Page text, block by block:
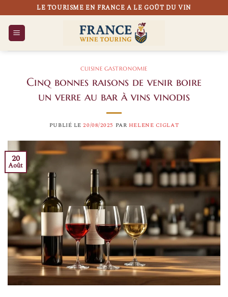
au
contenu
LE TOURISME EN FRANCE A LE GOÛT DU VIN
CUISINE GASTRONOMIE
Cinq bonnes raisons de venir boire
un verre au bar à vins vinodis
PUBLIÉ LE20/08/2025 PAR HELENE CIGLAT
20
Août